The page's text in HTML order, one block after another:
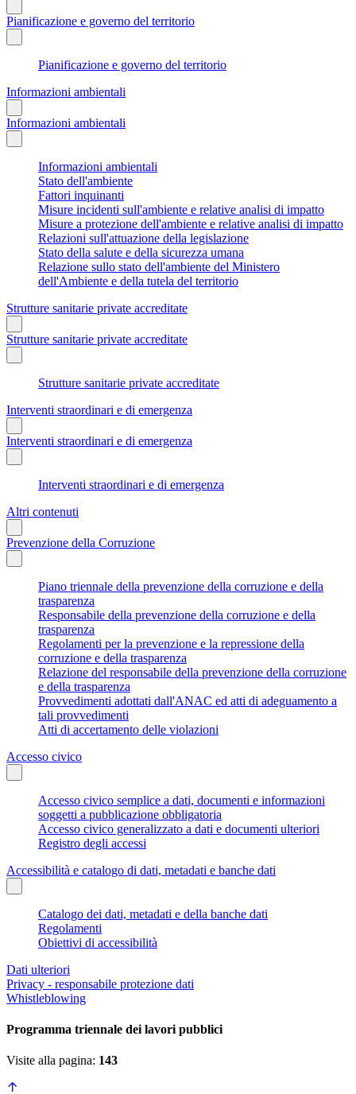
Pianificazione e governo del territorio
Pianificazione e governo del territorio
Informazioni ambientali
Informazioni ambientali
Informazioni ambientali
Stato dell'ambiente
Fattori inquinanti
Misure incidenti sull'ambiente e relative analisi di impatto
Misure a protezione dell'ambiente e relative analisi di impatto
Relazioni sull'attuazione della legislazione
Stato della salute e della sicurezza umana
Relazione sullo stato dell'ambiente del Ministero
dell'Ambiente e della tutela del territorio
Strutture sanitarie private accreditate
Strutture sanitarie private accreditate
Strutture sanitarie private accreditate
Interventi straordinari e di emergenza
Interventi straordinari e di emergenza
Interventi straordinari e di emergenza
Altri contenuti
Prevenzione della Corruzione
Piano triennale della prevenzione della corruzione e della
trasparenza
Responsabile della prevenzione della corruzione e della
trasparenza
Regolamenti per la prevenzione e la repressione della
corruzione e della trasparenza
Relazione del responsabile della prevenzione della corruzione
e della trasparenza
Provvedimenti adottati dall'ANAC ed atti di adeguamento a
tali provvedimenti
Atti di accertamento delle violazioni
Accesso civico
Accesso civico semplice a dati, documenti e informazioni
soggetti a pubblicazione obbligatoria
Accesso civico generalizzato a dati e documenti ulteriori
Registro degli accessi
Accessibilità e catalogo di dati, metadati e banche dati
Catalogo dei dati, metadati e della banche dati
Regolamenti
Obiettivi di accessibilità
Dati ulteriori
Privacy - responsabile protezione dati
Whistleblowing
Programma triennale dei lavori pubblici
Visite alla pagina: 143